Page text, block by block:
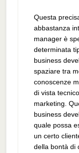
Questa
abbastanza
manager è
determinata
business
spaziare tra
conoscenze
di vista
marketing.
business
quale possa
un certo
della bontà di